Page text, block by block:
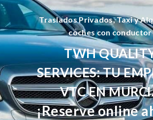
Traslados Privados, Taxi y
coches con conductor
TWH
SERVICES: TU
VTC EN
¡Reserve online